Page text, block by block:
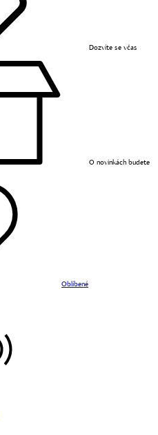
Dozvíte se včas
O novinkách budete
Oblíbené